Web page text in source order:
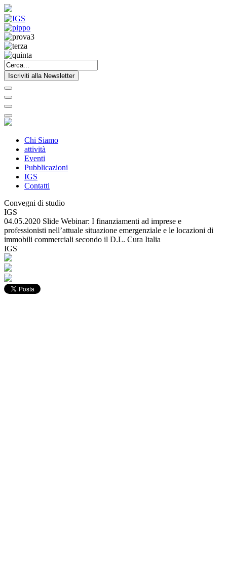
Iscriviti alla Newsletter
Chi Siamo
attività
Eventi
Pubblicazioni
IGS
Contatti
Convegni di studio
IGS
04.05.2020 Slide Webinar: I finanziamenti ad imprese e
professionisti nell’attuale situazione emergenziale e le locazioni di
immobili commerciali secondo il D.L. Cura Italia
IGS